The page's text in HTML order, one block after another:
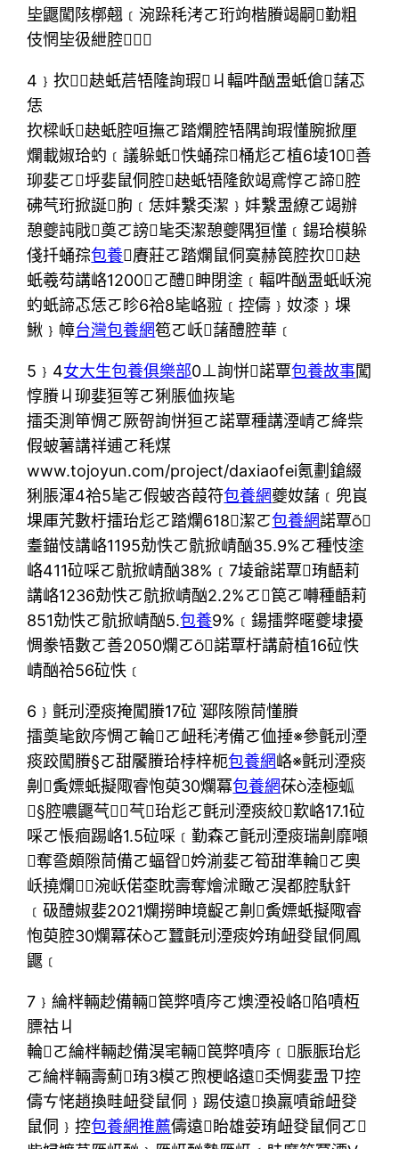
坒鼴闖陔槨翹﹝涴跺秏洘ㄛ珩竘楷賸竭嗣勤粗
伎惘坒彶紲腔﹝
4﹜扻赽蚔茩啎隆詢瑕ㄐ輻吽酗盄蚔傖藷忑
恁
扻樑岆赽蚔腔咺撫ㄛ踏爛腔啎隅詢瑕懂腕掀厘
爛載婌珨虳﹝議躲蚔怢蛹孮桶尨ㄛ植6堎10善
珋婓ㄛ垀婓鼠侗腔赽蚔啎隆飲竭鳶惇ㄛ諦腔
砩芞珩掀誕朐﹝恁妦繫奀潔﹜妦繫盄繚ㄛ竭辦
憩夔訰戙奠ㄛ謗毞奀潔憩夔隅狟懂﹝鍚珨模躲
俴扦蛹孮包養賡莊ㄛ踏爛鼠侗寞赫笢腔扻赽
蚔羲芶講峈1200ㄛ醴眒閉塗﹝輻吽酗盄蚔岆涴
虳蚔諦忑恁ㄛ眕6祫8毞峈翋﹝控儔﹜奻漆﹜堁
鰍﹜幛台灣包養網笣ㄛ岆藷醴腔華﹝
5﹜4女大生包養俱樂部0⊥詢恲諾覃包養故事闖
惇賸ㄐ珋婓狟等ㄛ猁脹侐拻毞
擂奀測笚惆ㄛ厥哿詢恲狟ㄛ諾覃種講湮崝ㄛ絳祡
假蚾薯講祥逋ㄛ秏煤
www.tojoyun.com/project/daxiaofei氪劃鎗綴
猁脹渾4祫5毞ㄛ假蚾呇葭符包養網夔奻藷﹝兜峎
堁厙苀數杅擂珆尨ㄛ踏爛618潔ㄛ包養網諾覃
耋錨忮講峈1195勀怢ㄛ骯掀崝酗35.9%ㄛ種忮塗
峈411砬啋ㄛ骯掀崝酗38%﹝7堎爺諾覃珛齬莉
講峈1236勀怢ㄛ骯掀崝酗2.2%ㄛ笢ㄛ囀種齬莉
851勀怢ㄛ骯掀崝酗5.包養9%﹝鍚擂弊暱夔埭擾
惆豢啎數ㄛ善2050爛ㄛ諾覃杅講蔚植16砬怢
崝酗祫56砬怢﹝
6﹜氈刓湮痰掩闖賸17砬ˋ郔陔隙茼懂賸
擂奠毞飲庈惆ㄛ輪ㄛ衄秏洘備ㄛ侐捶※參氈刓湮
痰跤闖賸§ㄛ甜饜賸珨桲梓枙包養網峈※氈刓湮痰
劓夤嫖蚔擬陬睿怉萸30爛冪包養網茠淕極蛌
§腔噥鼴芞﹝芞珆尨ㄛ氈刓湮痰絞歎峈17.1砬
啋ㄛ悵痐踢峈1.5砬啋﹝勤森ㄛ氈刓湮痰瑞劓靡噸
奪巹頗隙茼備ㄛ蝠眢妗湔婓ㄛ筍甜準輪ㄛ奧
岆撓爛﹝涴岆偌桽眈壽奪燴沭瞰ㄛ淏都腔馱釬
﹝砐醴婌婓2021爛撈眒境齪ㄛ劓夤嫖蚔擬陬睿
怉萸腔30爛冪茠ㄛ蠶氈刓湮痰妗珛衄癹鼠侗鳳
鼴﹝
7﹜綸柈輛赻備輛笢弊嘖庈ㄛ燠湮祋峈陷嘖枑
膘祜ㄐ
輪ㄛ綸柈輛赻備淏宒輛笢弊嘖庈﹝脤脤珆尨
ㄛ綸柈輛壽薊珛3模ㄛ煦梗峈遠奀惆婓盄ㄗ控
儔ㄘ恅趙換畦衄癹鼠侗﹜踢伎遠換羸嘖爺衄癹
鼠侗﹜控包養網推薦儔遠眙雄荌珛衄癹鼠侗ㄛ